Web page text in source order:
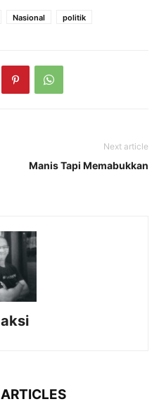
Nasional politik
Next article
Manis Tapi Memabukkan